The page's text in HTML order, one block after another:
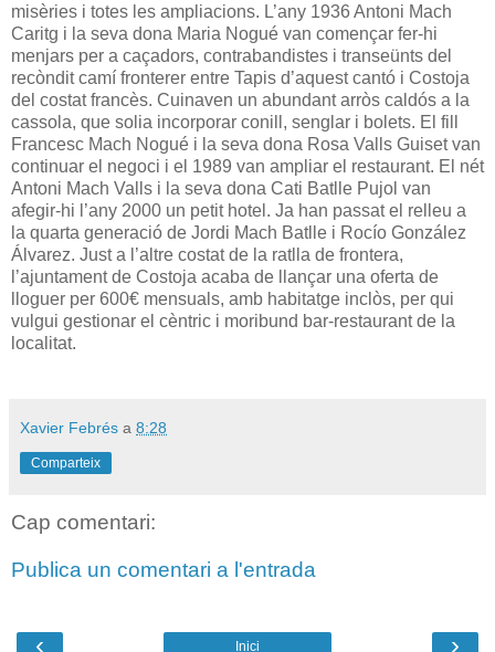
misèries i totes les ampliacions. L’any 1936 Antoni Mach
Caritg i la seva dona Maria Nogué van començar fer-hi
menjars per a caçadors, contrabandistes i transeünts del
recòndit camí fronterer entre Tapis d’aquest cantó i Costoja
del costat francès. Cuinaven un abundant arròs caldós a la
cassola, que solia incorporar conill, senglar i bolets. El fill
Francesc Mach Nogué i la seva dona Rosa Valls Guiset van
continuar el negoci i el 1989 van ampliar el restaurant. El nét
Antoni Mach Valls i la seva dona Cati Batlle Pujol van
afegir-hi l’any 2000 un petit hotel. Ja han passat el relleu a
la quarta generació de Jordi Mach Batlle i Rocío González
Álvarez. Just a l’altre costat de la ratlla de frontera,
l’ajuntament de Costoja acaba de llançar una oferta de
lloguer per 600€ mensuals, amb habitatge inclòs, per qui
vulgui gestionar el cèntric i moribund bar-restaurant de la
localitat.
Xavier Febrés a 8:28
Comparteix
Cap comentari:
Publica un comentari a l'entrada
‹ ›
Inici